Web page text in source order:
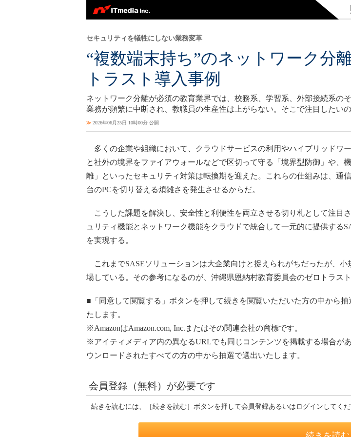
“複数端末持ち”のネットワーク分
トラスト導入事例
セキュリティを犠牲にしない業務変革
ネットワーク分離が必須の教育業界では、校務系、学習系、外部接続系の
業務が頻繁に中断され、教職員の生産性は上がらない。そこで注目したい
≫ 2026年06月25日 10時00分 公開
多くの企業や組織において、クラウドサービスの利用やハイブリッドワ
と社外の境界をファイアウォールなどで区切って守る「境界型防御」や、
離」といったセキュリティ対策は転換期を迎えた。これらの仕組みは、通
台のPCを切り替える煩雑さを発生させるからだ。
こうした課題を解決し、安全性と利便性を両立させる切り札として注目さ
ュリティ機能とネットワーク機能をクラウドで統合して一元的に提供する
を実現する。
これまでSASEソリューションは大企業向けと捉えられがちだったが、
場している。その参考になるのが、沖縄県恩納村教育委員会のゼロトラス
■「同意して閲覧する」ボタンを押して続きを閲覧いただいた方の中から
たします。
※AmazonはAmazon.com, Inc.またはその関連会社の商標です。
※アイティメディア内の異なるURLでも同じコンテンツを掲載する場合が
ウンロードされたすべての方の中から抽選で選出いたします。
会員登録（無料）が必要です
続きを読むには、［続きを読む］ボタンを押して会員登録あるいはログインしてくだ